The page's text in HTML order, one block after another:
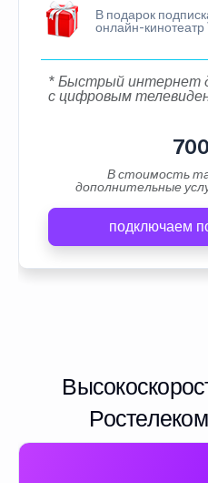
В подарок
онлайн-кинотеатр
* Быстрый интернет
с цифровым
700
В стоимость
дополнительные
подключаем